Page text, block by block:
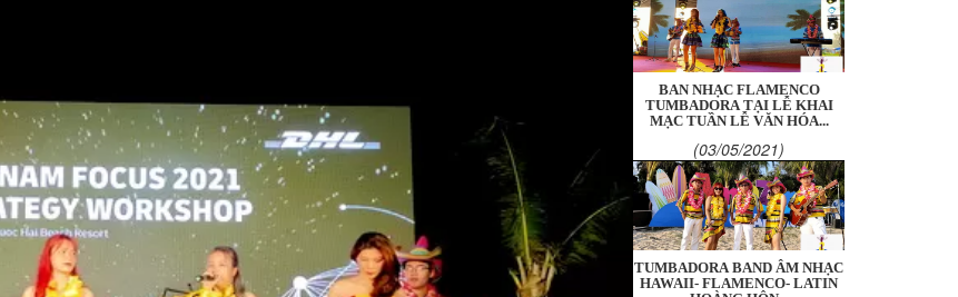
BAN NHẠC FLAMENCO
TUMBADORA TẠI LỄ KHAI
MẠC TUẦN LỄ VĂN HÓA...
(03/05/2021)
TUMBADORA BAND ÂM NHẠC
HAWAII- FLAMENCO- LATIN